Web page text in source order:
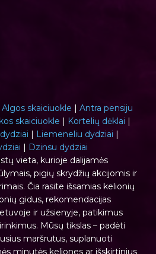
Algos skaiciuokle | Antra pensiju
skaiciuokle | Kortelių dėklai |
| Liemeneliu dydziai |
| Dzinsu dydziai
vieta, kurioje dalijamės
pigių skrydžių akcijomis ir
Čia rasite išsamias kelionių
gidus, rekomendacijas
ir užsienyje, patikimus
Mūsų tikslas – padėti
maršrutus, suplanuoti
minutės keliones ar išskirtinius